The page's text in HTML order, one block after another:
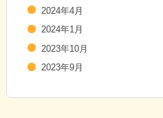
2024年4月
2024年1月
2023年10月
2023年9月